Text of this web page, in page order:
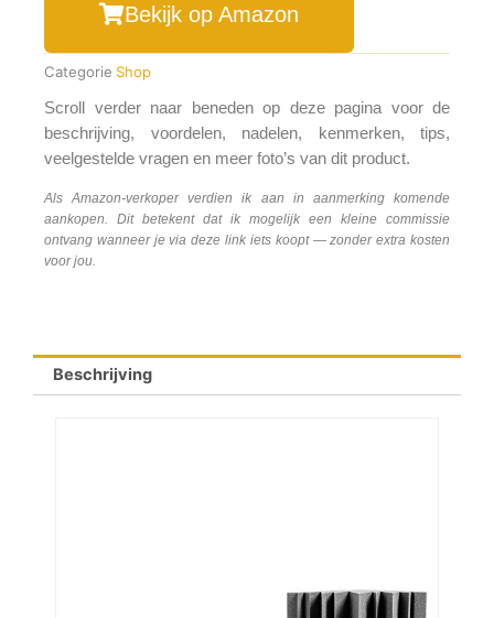
Bekijk op Amazon
Categorie Shop
Scroll verder naar beneden op deze pagina voor de
beschrijving, voordelen, nadelen, kenmerken, tips,
veelgestelde vragen en meer foto’s van dit product.
Als Amazon-verkoper verdien ik aan in aanmerking komende
aankopen. Dit betekent dat ik mogelijk een kleine commissie
ontvang wanneer je via deze link iets koopt — zonder extra kosten
voor jou.
Beschrijving